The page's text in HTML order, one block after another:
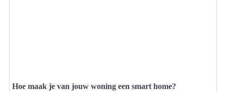
Hoe maak je van jouw woning een smart home?